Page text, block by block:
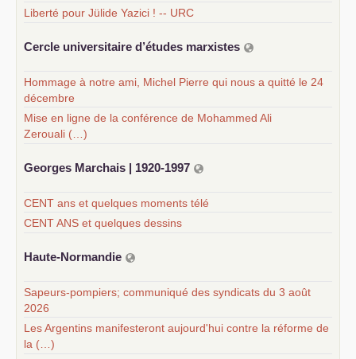
Liberté pour Jülide Yazici ! -- URC
Cercle universitaire d’études marxistes
Hommage à notre ami, Michel Pierre qui nous a quitté le 24
décembre
Mise en ligne de la conférence de Mohammed Ali
Zerouali (…)
Georges Marchais | 1920-1997
CENT ans et quelques moments télé
CENT ANS et quelques dessins
Haute-Normandie
Sapeurs-pompiers; communiqué des syndicats du 3 août
2026
Les Argentins manifesteront aujourd'hui contre la réforme de
la (…)